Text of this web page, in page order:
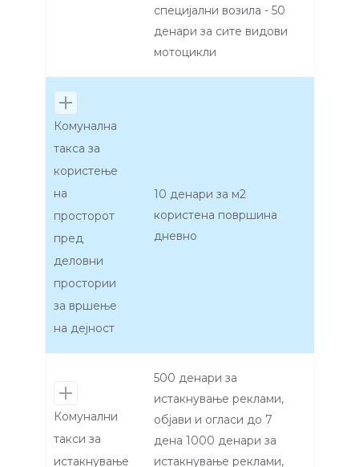
специјални возила - 50
денари за сите видови
мотоцикли
Комунална
такса за
користење
на
просторот
пред
деловни
простории
за вршење
на дејност
10 денари за м2
користена површина
дневно
Комунални
такси за
истакнување
500 денари за
истакнување реклами,
објави и огласи до 7
дена 1000 денари за
истакнување реклами,